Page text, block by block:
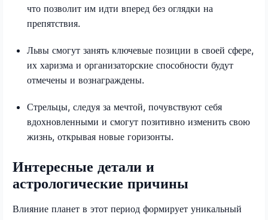
что позволит им идти вперед без оглядки на
препятствия.
Львы смогут занять ключевые позиции в своей сфере,
их харизма и организаторские способности будут
отмечены и вознаграждены.
Стрельцы, следуя за мечтой, почувствуют себя
вдохновленными и смогут позитивно изменить свою
жизнь, открывая новые горизонты.
Интересные детали и
астрологические причины
Влияние планет в этот период формирует уникальный